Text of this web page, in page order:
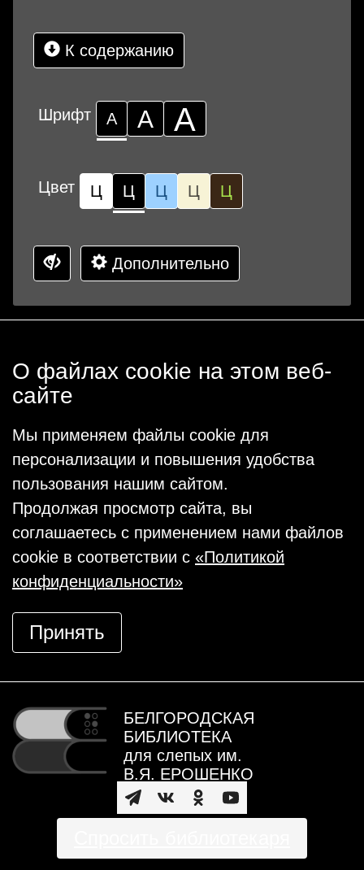
К содержанию
Шрифт А А А
Цвет Ц Ц Ц Ц Ц
Дополнительно
О файлах cookie на этом веб-
сайте
Мы применяем файлы cookie для
персонализации и повышения удобства
пользования нашим сайтом.
Продолжая просмотр сайта, вы
соглашаетесь с применением нами файлов
cookie в соответствии с «Политикой
конфиденциальности»
Принять
БЕЛГОРОДСКАЯ
БИБЛИОТЕКА
для слепых им.
В.Я. ЕРОШЕНКО